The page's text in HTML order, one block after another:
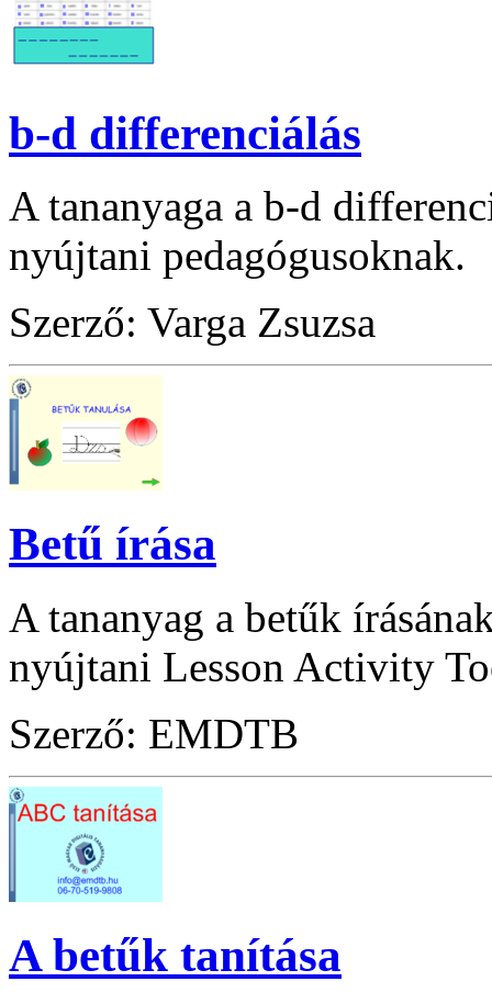
b-d differenciálás
A tananyaga a b-d
nyújtani pedagógusoknak.
Szerző: Varga Zsuzsa
Betű írása
A tananyag a betűk
nyújtani Lesson Activity
Szerző: EMDTB
A betűk tanítása